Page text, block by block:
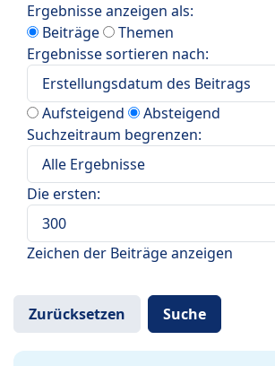
Ergebnisse anzeigen als:
Beiträge
Themen
Ergebnisse sortieren nach:
Aufsteigend
Absteigend
Suchzeitraum begrenzen:
Die ersten:
Zeichen der Beiträge anzeigen